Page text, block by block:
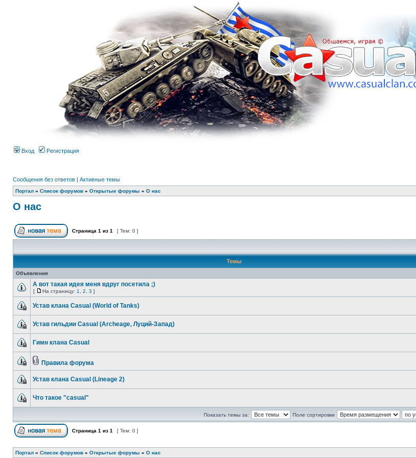
Вход Регистрация
Сообщения без ответов | Активные темы
Портал » Список форумов » Открытые форумы » О нас
О нас
Страница 1 из 1 [ Тем: 0 ]
Темы
Объявления
А вот такая идея меня вдруг посетила ;)
[ На страницу: 1 2 3 ]
Устав клана Casual (World of Tanks)
Устав гильдии Casual (Archeage, Луций-Запад)
Гимн клана Casual
Правила форума
Устав клана Casual (Lineage 2)
Что такое "casual"
Показать темы за: Поле сортировки
Страница 1 из 1 [ Тем: 0 ]
Портал » Список форумов » Открытые форумы » О нас